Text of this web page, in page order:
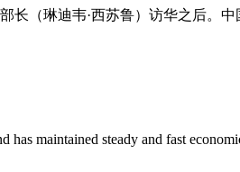
（琳迪韦·西苏鲁）访华之后。中
maintained steady and fast